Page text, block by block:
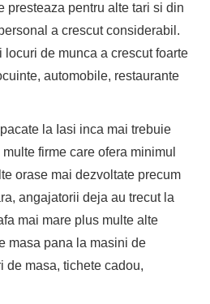
presteaza pentru alte tari si din
a crescut considerabil.
locuri de munca a crescut foarte
automobile, restaurante
la Iasi inca mai trebuie
firme care ofera minimul
orase mai dezvoltate precum
angajatorii deja au trecut la
mai mare plus multe alte
masa pana la masini de
de masa, tichete cadou,